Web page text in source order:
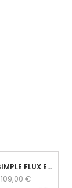
KIT VMC SIMPLE FLUX EASYHOME AUTORÉGLABLE COMBLES CLASSIC LIVRÉ AVEC 3 GRILLES DE VENTILATION BIP
Prix
109,00 €